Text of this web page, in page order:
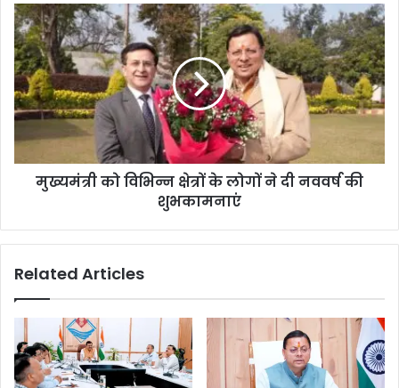
मुख्यमंत्री को विभिन्न क्षेत्रों के लोगों ने दी नववर्ष की
शुभकामनाएं
Related Articles